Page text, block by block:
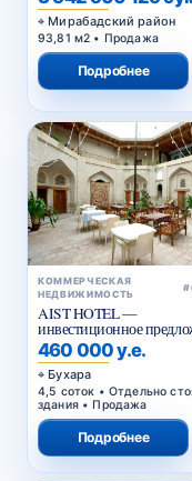
Мирабадский район
93,81 м2 • Продажа
Подробнее
КОММЕРЧЕСКАЯ
НЕДВИЖИМОСТЬ
AIST HOTEL —
инвестиционное
в историческом центре
460 000 у.е.
Бухара
4,5 соток • Отдельно
здания • Продажа
Подробнее